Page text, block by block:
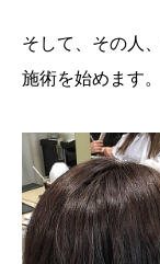
そして、その人
施術を始めます。